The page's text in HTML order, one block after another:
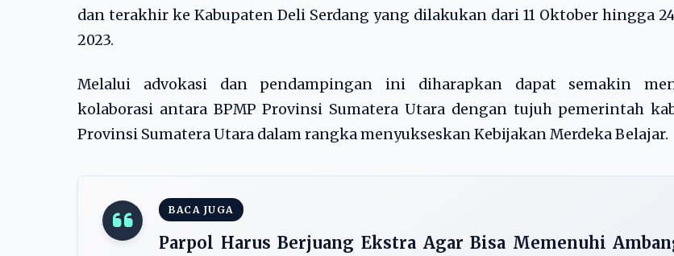
dan terakhir ke Kabupaten Deli Serdang yang dilakukan dari 11 Oktober hingga
2023.
Melalui advokasi dan pendampingan ini diharapkan dapat semakin
kolaborasi antara BPMP Provinsi Sumatera Utara dengan tujuh pemerintah
Provinsi Sumatera Utara dalam rangka menyukseskan Kebijakan Merdeka Belajar.
BACA JUGA
Parpol Harus Berjuang Ekstra Agar Bisa Memenuhi